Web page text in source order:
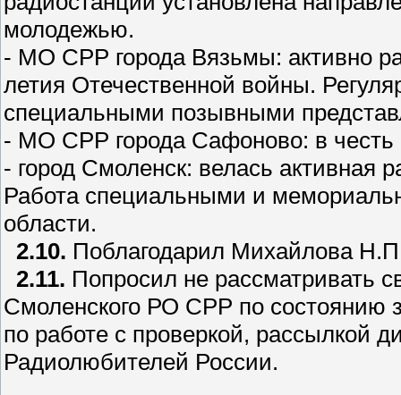
молодежью.
- МО СРР города Вязьмы: активно
летия Отечественной войны.
специальными позывными
- МО СРР города Сафоново: в
- город Смоленск: велась активная
Работа специальными и
области.
2.10. Поблагодарил Михайлова
2.11. Попросил не рассматривать
Смоленского РО СРР по состоянию
по работе с проверкой, рассылкой
Радиолюбителей России.